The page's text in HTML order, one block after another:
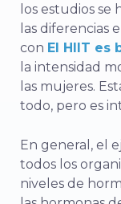
los estudios
las diferencias
con El HIIT es
la intensidad
las mujeres.
todo, pero es
En general, el
todos los
niveles de